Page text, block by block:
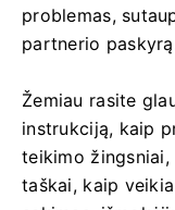
problemas,
partnerio
Žemiau rasite
instrukciją, kaip
teikimo
taškai, kaip